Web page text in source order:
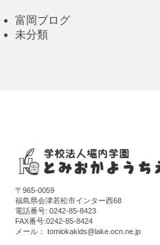
富岡ブログ
未分類
〒965-0059
福島県会津若松市インター西68
電話番号:0242-85-8423
FAX番号:0242-85-8424
メール：tomiokakids@lake.ocn.ne.jp